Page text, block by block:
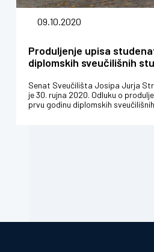
09.10.2020
Produljenje upisa
diplomskih sveučilišnih
Senat Sveučilišta Josipa Jurja
je 30. rujna 2020. Odluku o
prvu godinu diplomskih